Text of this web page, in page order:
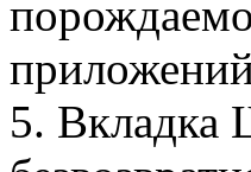
5. Вкладка